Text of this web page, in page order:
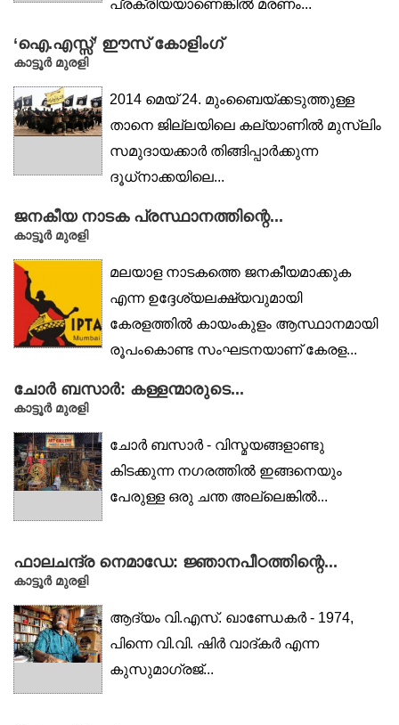
പ്രക്രിയയാണെങ്കിൽ മരണം...
‘ഐ.എസ്സ്’ ഈസ് കോളിംഗ്
കാട്ടൂര്‍ മുരളി
2014 മെയ് 24. മുംബൈയ്ക്കടുത്തുള്ള
താനെ ജില്ലയിലെ കല്യാണില്‍ മുസ്ലിം
സമുദായക്കാര്‍ തിങ്ങിപ്പാര്‍ക്കുന്ന
ദൂധ്‌നാക്കയിലെ...
ജനകീയ നാടക പ്രസ്ഥാനത്തിന്റെ...
കാട്ടൂര്‍ മുരളി
മലയാള നാടകത്തെ ജനകീയമാക്കുക
എന്ന ഉദ്ദേശ്യലക്ഷ്യവുമായി
കേരളത്തില്‍ കായംകുളം ആസ്ഥാനമായി
രൂപംകൊണ്ട സംഘടനയാണ് കേരള...
ചോർ ബസാർ: കള്ളന്മാരുടെ...
കാട്ടൂര്‍ മുരളി
ചോർ ബസാർ - വിസ്മയങ്ങളാണ്ടു
കിടക്കുന്ന നഗരത്തിൽ ഇങ്ങനെയും
പേരുള്ള ഒരു ചന്ത അല്ലെങ്കിൽ...
ഫാലചന്ദ്ര നെമാഡേ: ജ്ഞാനപീഠത്തിന്റെ...
കാട്ടൂര്‍ മുരളി
ആദ്യം വി.എസ്. ഖാണ്ഡേകർ - 1974,
പിന്നെ വി.വി. ഷിർ വാദ്കർ എന്ന
കുസുമാഗ്രജ്...